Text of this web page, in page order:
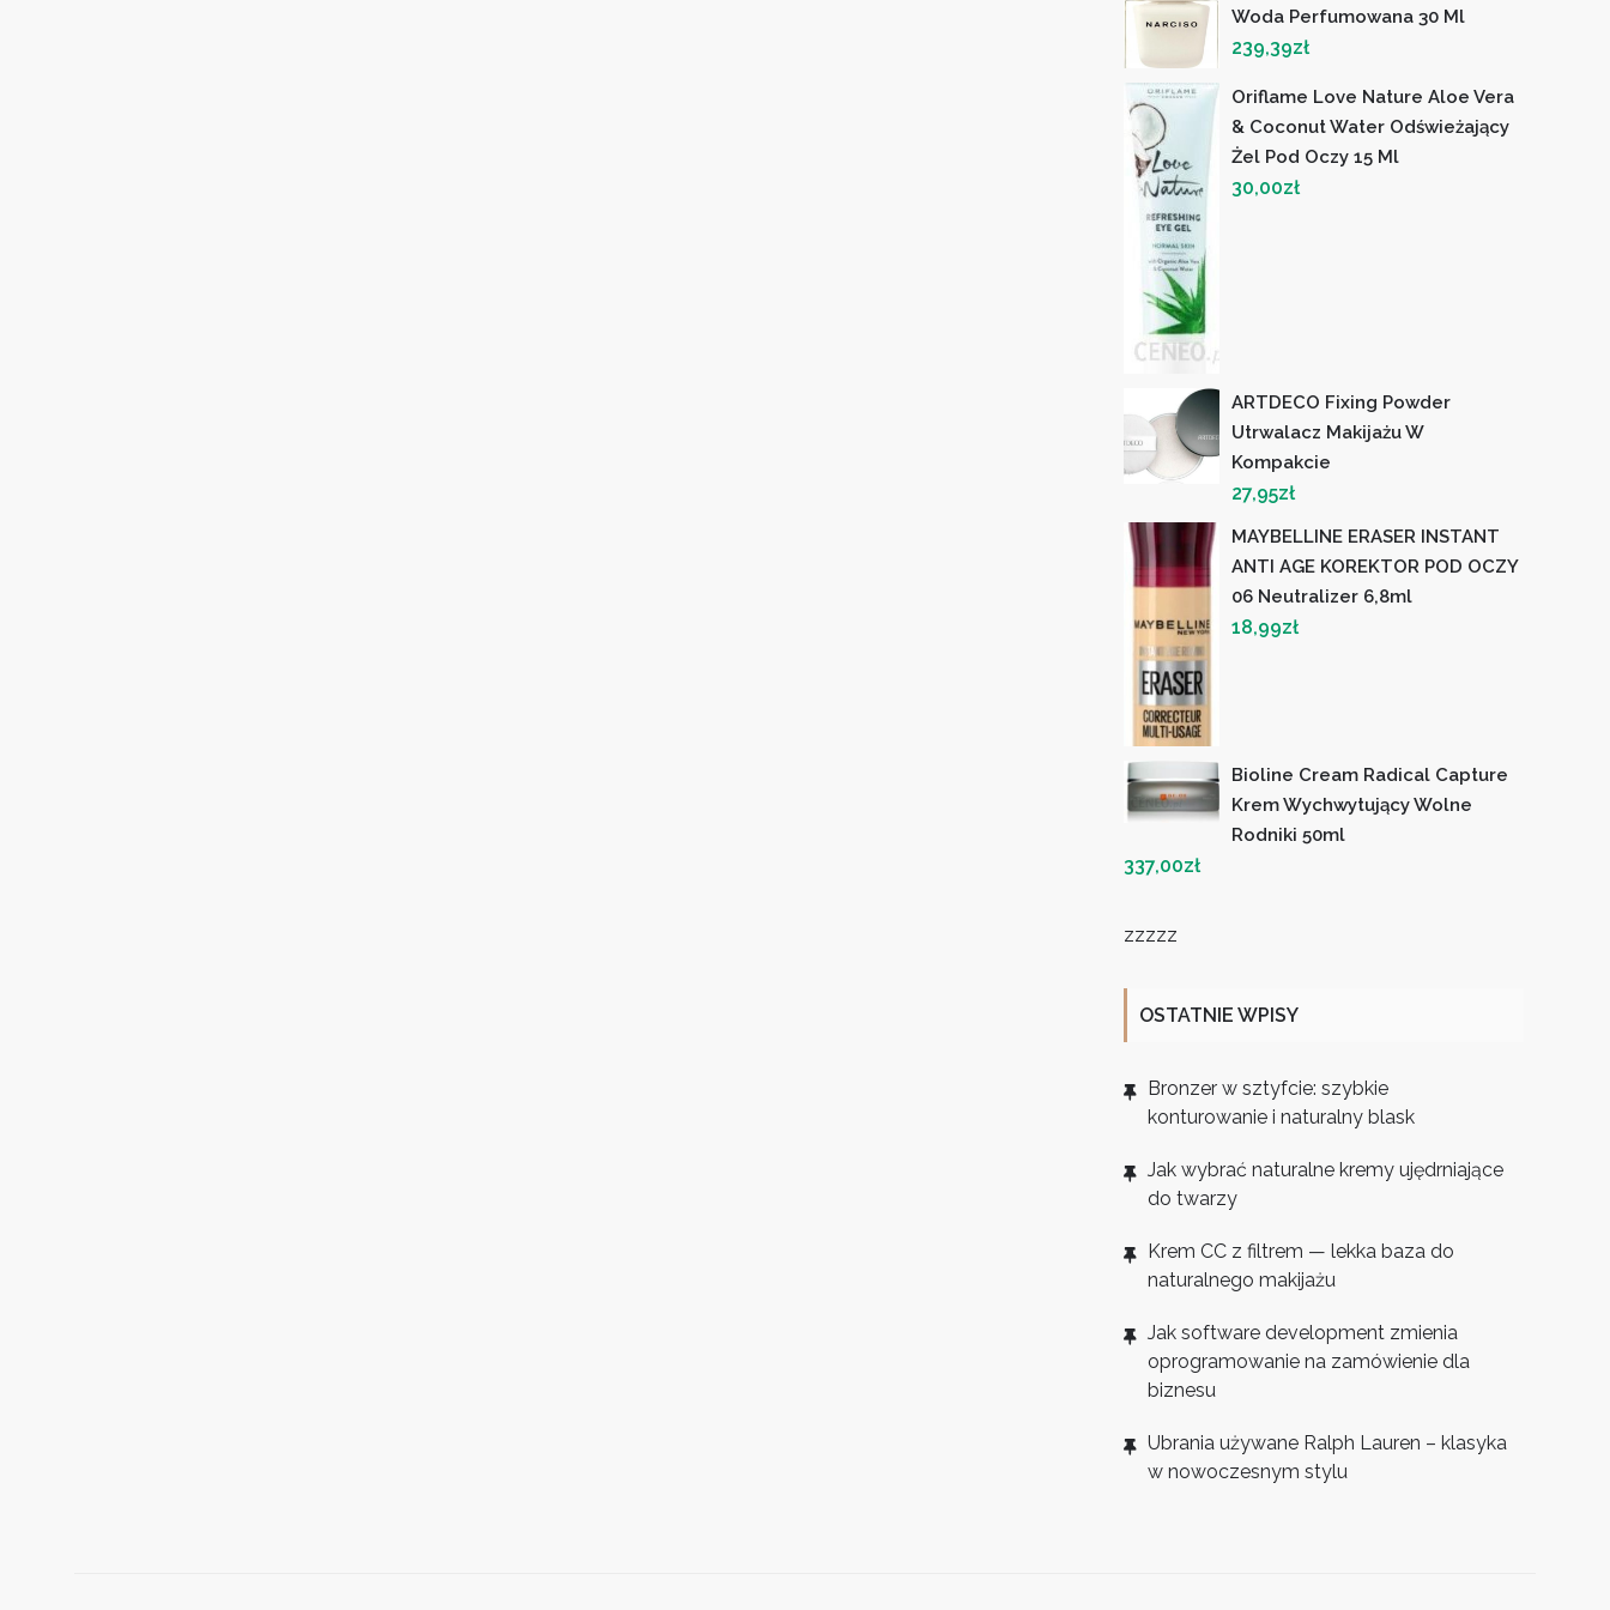
Woda Perfumowana 30 Ml
239,39zł
Oriflame Love Nature Aloe Vera
& Coconut Water Odświeżający
Żel Pod Oczy 15 Ml
30,00zł
ARTDECO Fixing Powder
Utrwalacz Makijażu W
Kompakcie
27,95zł
MAYBELLINE ERASER INSTANT
ANTI AGE KOREKTOR POD OCZY
06 Neutralizer 6,8ml
18,99zł
Bioline Cream Radical Capture
Krem Wychwytujący Wolne
Rodniki 50ml
337,00zł
zzzzz
OSTATNIE WPISY
Bronzer w sztyfcie: szybkie
konturowanie i naturalny blask
Jak wybrać naturalne kremy ujędrniające
do twarzy
Krem CC z filtrem — lekka baza do
naturalnego makijażu
Jak software development zmienia
oprogramowanie na zamówienie dla
biznesu
Ubrania używane Ralph Lauren – klasyka
w nowoczesnym stylu